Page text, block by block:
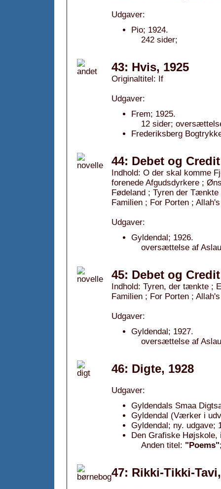
Udgaver:
Pio; 1924.
242 sider;
43: Hvis, 1925
Originaltitel: If
Udgaver:
Frem; 1925.
12 sider;
Frederiksberg
44: Debet og
Indhold: O der skal komme
forenede Afgudsdyrkere ;
Fødeland ; Tyren der
Familien ; For Porten ;
Udgaver:
Gyldendal; 1926.
oversættelse af
45: Debet og
Indhold: Tyren, der tænkte ;
Familien ; For Porten ;
Udgaver:
Gyldendal; 1927.
oversættelse af
46: Digte, 1928
Udgaver:
Gyldendals Smaa
Gyldendal (Værker i
Gyldendal; ny. udgave;
Den Grafiske Højskole,
Anden titel: "Poems"
47: Rikki-Tikki-